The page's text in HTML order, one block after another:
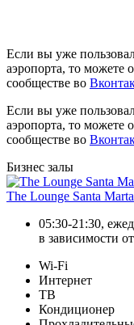
Если вы уже
аэропорта, то можете
сообществе во
Если вы уже
аэропорта, то можете
сообществе во
Бизнес залы
The Lounge Santa Marta
05:30-21:30,
в зависимости
Wi-Fi
Интернет
ТВ
Кондиционер